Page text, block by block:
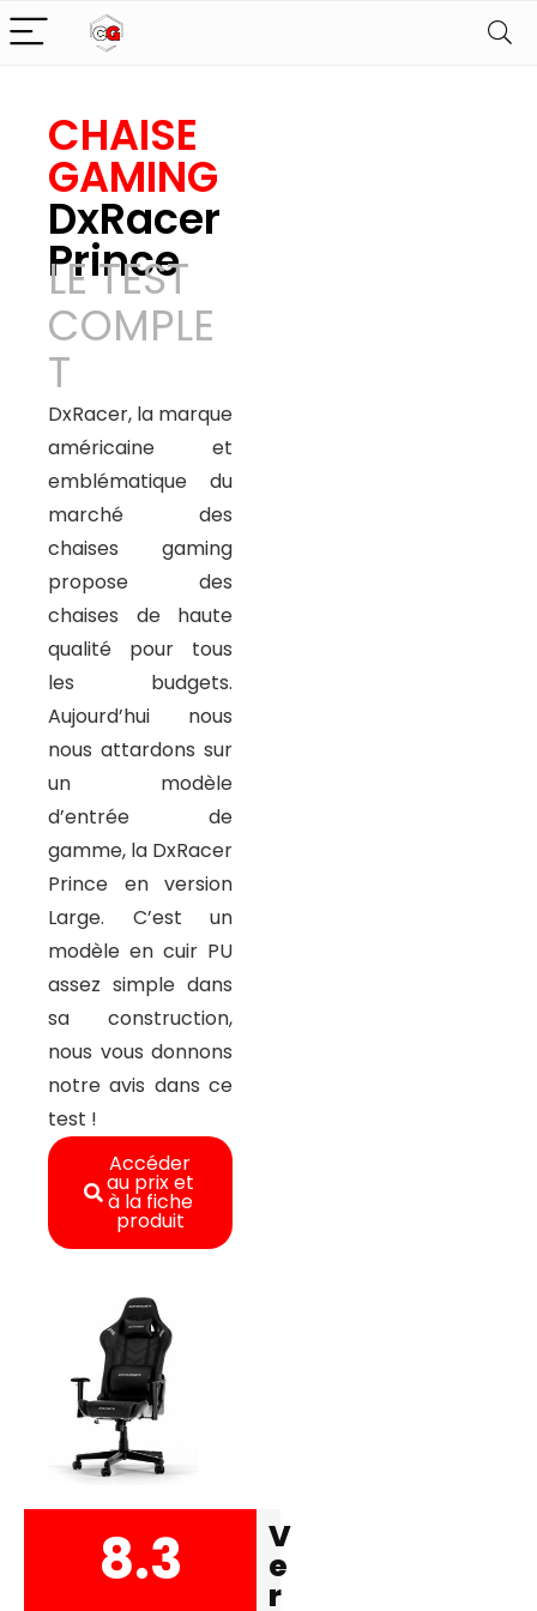
CHAISE
GAMING
DxRacer
Prince
LE TEST
COMPLE
T
DxRacer, la marque
américaine et
emblématique du
marché des
chaises gaming
propose des
chaises de haute
qualité pour tous
les budgets.
Aujourd’hui nous
nous attardons sur
un modèle
d’entrée de
gamme, la DxRacer
Prince en version
Large. C’est un
modèle en cuir PU
assez simple dans
sa construction,
nous vous donnons
notre avis dans ce
test !
Accéder
au prix et
à la fiche
produit
8.3 V
e
r